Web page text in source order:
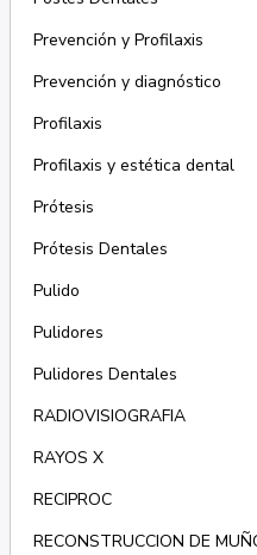
Prevención y Profilaxis
Prevención y diagnóstico
Profilaxis
Profilaxis y estética dental
Prótesis
Prótesis Dentales
Pulido
Pulidores
Pulidores Dentales
RADIOVISIOGRAFIA
RAYOS X
RECIPROC
RECONSTRUCCION DE